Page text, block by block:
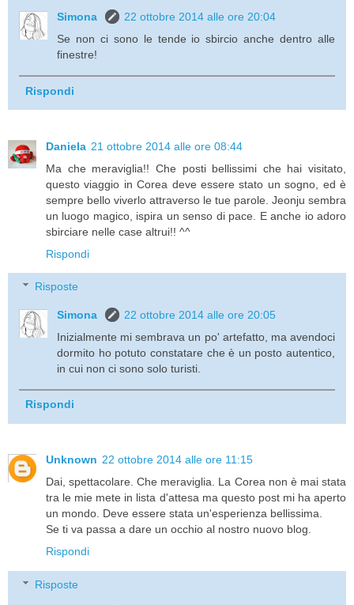
Simona
22 ottobre 2014 alle ore 20:04
Se non ci sono le tende io sbircio anche dentro alle
finestre!
Rispondi
Daniela 21 ottobre 2014 alle ore 08:44
Ma che meraviglia!! Che posti bellissimi che hai visitato,
questo viaggio in Corea deve essere stato un sogno, ed è
sempre bello viverlo attraverso le tue parole. Jeonju sembra
un luogo magico, ispira un senso di pace. E anche io adoro
sbirciare nelle case altrui!! ^^
Rispondi
Risposte
Simona
22 ottobre 2014 alle ore 20:05
Inizialmente mi sembrava un po' artefatto, ma avendoci
dormito ho potuto constatare che è un posto autentico,
in cui non ci sono solo turisti.
Rispondi
Unknown 22 ottobre 2014 alle ore 11:15
Dai, spettacolare. Che meraviglia. La Corea non è mai stata
tra le mie mete in lista d'attesa ma questo post mi ha aperto
un mondo. Deve essere stata un'esperienza bellissima.
Se ti va passa a dare un occhio al nostro nuovo blog.
Rispondi
Risposte